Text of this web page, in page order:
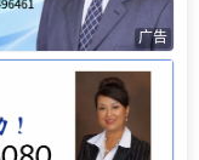
广告